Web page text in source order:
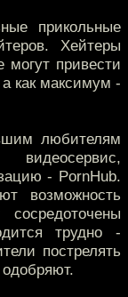
прикольные
Хейтеры
привести
как максимум -
любителям
видеосервис,
- PornHub.
возможность
трудно -
пострелять